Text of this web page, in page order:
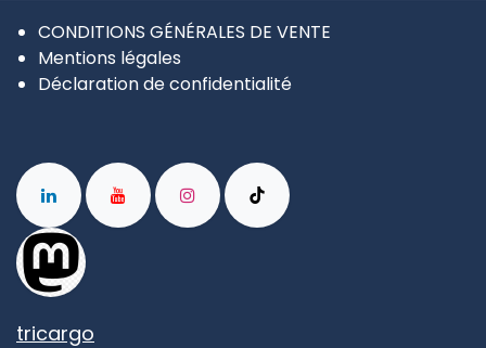
CONDITIONS GÉNÉRALES DE VENTE
Mentions légales
Déclaration de confidentialité
tricargo